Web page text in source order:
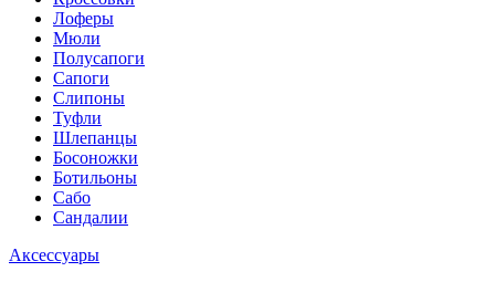
Лоферы
Мюли
Полусапоги
Сапоги
Слипоны
Туфли
Шлепанцы
Босоножки
Ботильоны
Сабо
Сандалии
Аксессуары